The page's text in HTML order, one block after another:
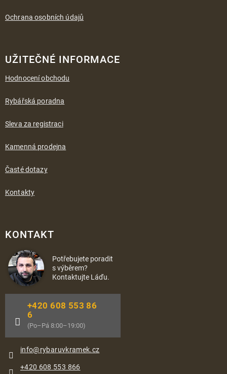
Ochrana osobních údajů
UŽITEČNÉ INFORMACE
Hodnocení obchodu
Rybářská poradna
Sleva za registraci
Kamenná prodejna
Časté dotazy
Kontakty
KONTAKT
Potřebujete poradit
s výběrem?
Kontaktujte Láďu.
info@rybaruvkramek.cz
+420 608 553 86
6
(Po–Pá 8:00–19:00)
+420 608 553 866